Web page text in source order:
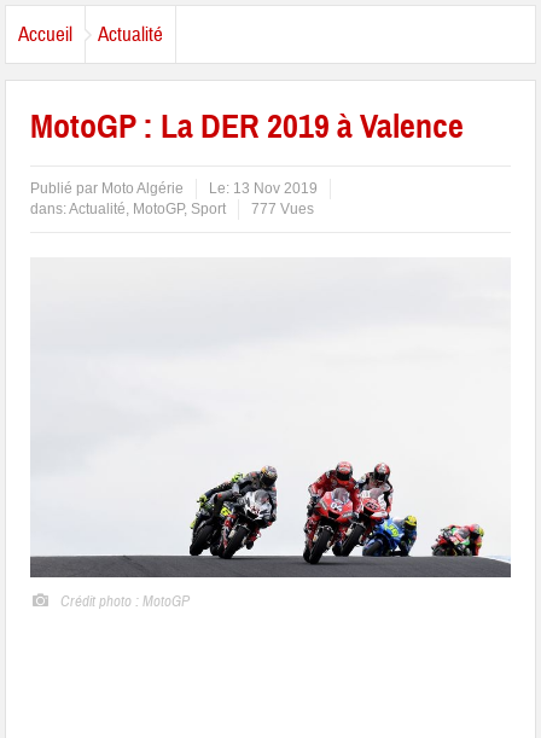
Accueil Actualité
MotoGP : La DER 2019 à Valence
Publié par Moto Algérie Le: 13 Nov 2019
dans:Actualité, MotoGP, Sport 777 Vues
Crédit photo : MotoGP